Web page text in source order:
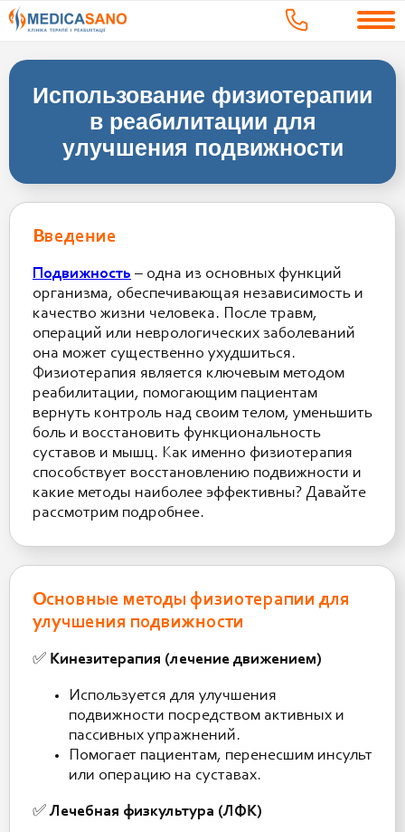
Использование физиотерапии
в реабилитации для
улучшения подвижности
Введение
Подвижность – одна из основных функций
организма, обеспечивающая независимость и
качество жизни человека. После травм,
операций или неврологических заболеваний
она может существенно ухудшиться.
Физиотерапия является ключевым методом
реабилитации, помогающим пациентам
вернуть контроль над своим телом, уменьшить
боль и восстановить функциональность
суставов и мышц. Как именно физиотерапия
способствует восстановлению подвижности и
какие методы наиболее эффективны? Давайте
рассмотрим подробнее.
Основные методы физиотерапии для
улучшения подвижности
✅ Кинезитерапия (лечение движением)
Используется для улучшения
подвижности посредством активных и
пассивных упражнений.
Помогает пациентам, перенесшим инсульт
или операцию на суставах.
✅Лечебная физкультура (ЛФК)